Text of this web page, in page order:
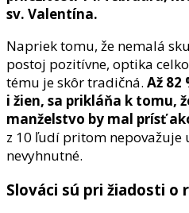
sv. Valentína.
Napriek tomu, že nemalá
postoj pozitívne, optika
tému je skôr tradičná. Až 82
i žien, sa prikláňa k tomu,
manželstvo by mal prísť
z 10 ľudí pritom nepovažuje
nevyhnutné.
Slováci sú pri žiadosti o